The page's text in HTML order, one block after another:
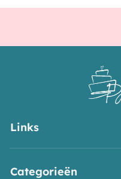
Links
Categorieën